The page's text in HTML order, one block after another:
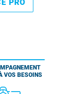
PRO
VOS BESOINS